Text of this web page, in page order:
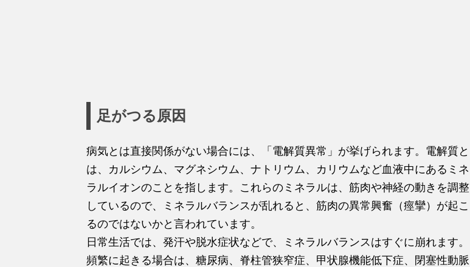
足がつる原因
病気とは直接関係がない場合には、「電解質異常」が挙げられます。電解質と
は、カルシウム、マグネシウム、ナトリウム、カリウムなど血液中にあるミネ
ラルイオンのことを指します。これらのミネラルは、筋肉や神経の動きを調整
しているので、ミネラルバランスが乱れると、筋肉の異常興奮（痙攣）が起こ
るのではないかと言われています。
日常生活では、発汗や脱水症状などで、ミネラルバランスはすぐに崩れます。
頻繁に起きる場合は、糖尿病、脊柱管狭窄症、甲状腺機能低下症、閉塞性動脈